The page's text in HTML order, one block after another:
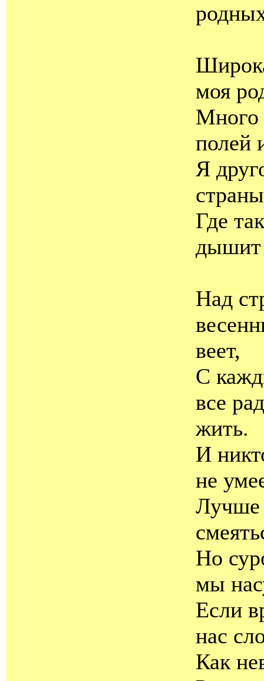
моя
Много
полей
Я
Где
дышит
Над
веет,
С
все
жить.
И
не
Лучше
Но
мы
Если
нас
Как